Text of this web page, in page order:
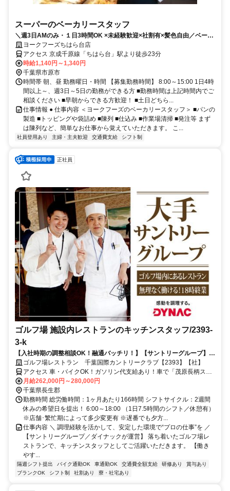
スーパーのベーカリースタッフ
＼週3日AMのみ・１日3時間OK ×未経験歓迎×社割有×髪色自由／ベーカ
リー売場のスタッフ募集
ヨークフーズちはら台店
アクセス 京成千原線「ちはら台」駅より徒歩23分
時給1,140円～1,340円
千葉県市原市
時間帯 朝、昼 勤務曜日・時間 【募集勤務時間】 8:00～15:00 1日4時
間以上～、週3日～5日の勤務ができる方 ■勤務時間は上記時間内でご
相談ください ■早朝からできる方歓迎！ ■土日どちら...
仕事情報 ● 仕事内容 ＜ヨークフーズのベーカリースタッフ＞ ■パンの
製造 ■トッピングや袋詰め ■陳列 ■仕込み ■作業場清掃 ■発注等 まず
は陳列など、簡単なお仕事から覚えていただきます。 こ...
社員登用あり 主婦・主夫歓迎 交通費支給 シフト制
正社員
ゴルフ場 施設内レストランのキッチンスタッフ/2393-
3-k
【入社時期の調整相談OK！融通バッチリ！】【サントリーグループ】キ
ッチン経験を“仕事”に変える。料理に集中できる環境で安定したキャリ
アを築く◎
ゴルフ場レストラン 千葉国際カントリークラブ【2393】【社】
アクセス 車・バイクOK！ガソリン代支給あり！車で「茂原長柄スマ
ートIC」～約10分、「蘇我IC」～約20分、「蘇我駅」～約40分
月給262,000円～280,000円
千葉県長生郡
勤務時間 総労働時間：1ヶ月あたり166時間 シフトサイクル：2週間
休みの希望日を提出！ 6:00～18:00 （1日7.5時間のシフト／休憩有）
※店舗･繁忙期によって多少変更有 ※遅番でも夕方...
仕事内容 ＼ 調理経験を活かして、安定した環境で“プロの仕事”を ／
【サントリーグループ／ダイナックが運営】 落ち着いたゴルフ場レ
ストランで、キッチンスタッフとしてご活躍いただきます。 【働き
やす...
隔週シフト提出 バイク通勤OK 車通勤OK 交通費全額支給 研修あり
賞与あり
ブランクOK
シフト制 社割あり 寮・社宅あり